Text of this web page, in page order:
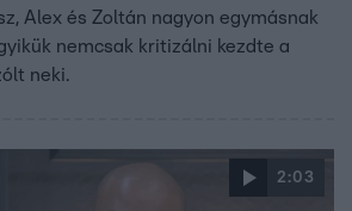
Alex és Zoltán nagyon egymásnak
nemcsak kritizálni kezdte a
neki.
2:03